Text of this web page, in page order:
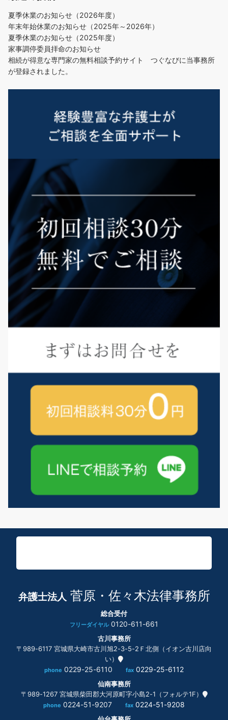
夏季休業のお知らせ（2026年度）
年末年始休業のお知らせ（2025年～2026年）
夏季休業のお知らせ（2025年度）
家事調停委員拝命のお知らせ
相続が得意な専門家の無料相談予約サイト つぐなびに当事務所
が登録されました。
弁護士法人 菅原・佐々木法律事務所
総合受付
フリーダイヤル 0120-611-661
古川事務所
〒989-6117 宮城県大崎市古川旭2-3-5-2Ｆ北側（イオン古川店向
い）
phone 0229-25-6110 fax 0229-25-6112
仙南事務所
〒989-1267 宮城県柴田郡大河原町字小島2-1（フォルテ1F）
phone 0224-51-9207 fax 0224-51-9208